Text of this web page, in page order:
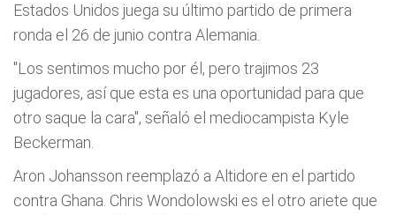
Estados Unidos juega su último partido de primera
ronda el 26 de junio contra Alemania.
"Los sentimos mucho por él, pero trajimos 23
jugadores, así que esta es una oportunidad para que
otro saque la cara", señaló el mediocampista Kyle
Beckerman.
Aron Johansson reemplazó a Altidore en el partido
contra Ghana. Chris Wondolowski es el otro ariete que